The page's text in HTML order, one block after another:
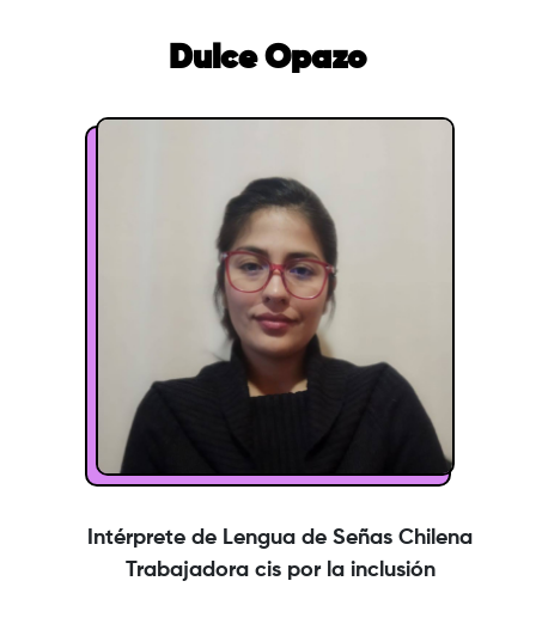
Dulce Opazo
Intérprete de Lengua de Señas Chilena
Trabajadora cis por la inclusión